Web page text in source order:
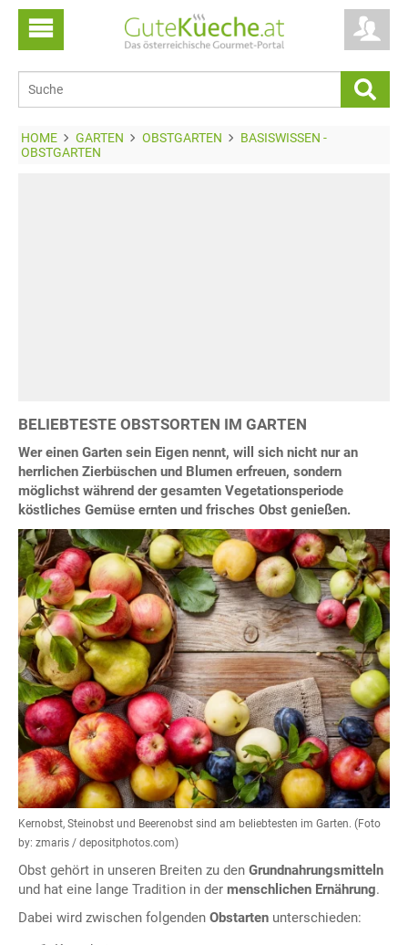
HOME GARTEN OBSTGARTEN
BASISWISSEN -
OBSTGARTEN
BELIEBTESTE OBSTSORTEN IM GARTEN
Wer einen Garten sein Eigen nennt, will sich nicht nur an
herrlichen Zierbüschen und Blumen erfreuen, sondern
möglichst während der gesamten Vegetationsperiode
köstliches Gemüse ernten und frisches Obst genießen.
Kernobst, Steinobst und Beerenobst sind am beliebtesten im Garten. (Foto
by: zmaris / depositphotos.com)
Obst gehört in unseren Breiten zu den Grundnahrungsmitteln
und hat eine lange Tradition in der menschlichen Ernährung.
Dabei wird zwischen folgenden Obstarten unterschieden: